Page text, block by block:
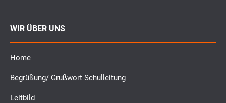
WIR ÜBER UNS
Home
Begrüßung/ Grußwort Schulleitung
Leitbild